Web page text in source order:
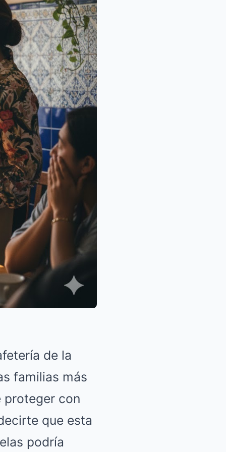
de la
familias más
proteger con
que esta
podría